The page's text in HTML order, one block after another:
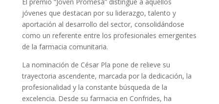
jóvenes que destacan por su liderazgo, talento y
aportación al desarrollo del sector, consolidándose
como un referente entre los profesionales emergentes
de la farmacia comunitaria.
La nominación de César Pla pone de relieve su
trayectoria ascendente, marcada por la dedicación, la
profesionalidad y la constante búsqueda de la
excelencia. Desde su farmacia en Confrides, ha